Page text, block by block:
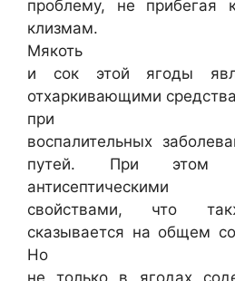
проблему, не прибегая
клизмам.
Мякоть
и сок этой ягоды
отхаркивающими
при
воспалительных
путей. При этом
антисептическими
свойствами, что
сказывается на общем
Но
не только в ягодах